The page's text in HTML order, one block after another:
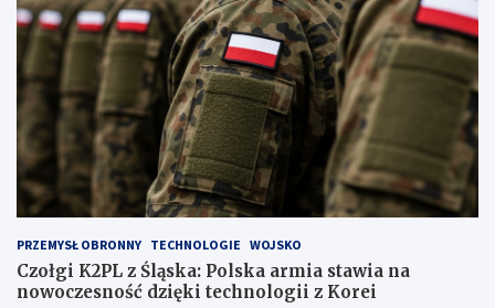
PRZEMYSŁ OBRONNY TECHNOLOGIE WOJSKO
Czołgi K2PL z Śląska: Polska armia stawia na
nowoczesność dzięki technologii z Korei